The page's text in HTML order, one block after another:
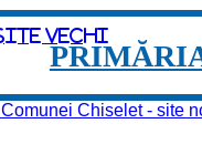
vechi